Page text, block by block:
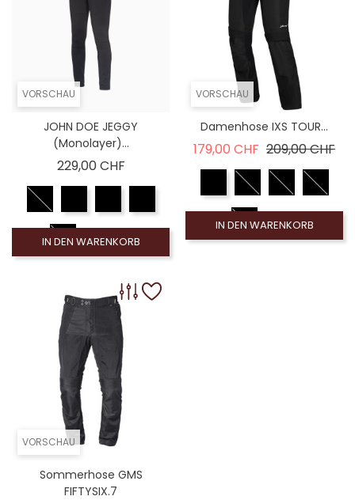
VORSCHAU
JOHN DOE JEGGY
(Monolayer)...
229,00 CHFPreis
IN DEN WARENKORB
VORSCHAU
Damenhose IXS TOUR...
179,00 CHF Verkaufspreis
209,00 CHF
IN DEN WARENKORB
VORSCHAU
Sommerhose GMS
FIFTYSIX.7